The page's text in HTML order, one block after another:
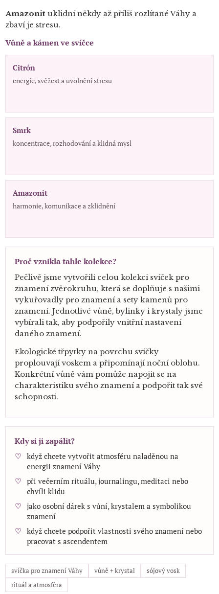
Amazonit uklidní někdy až příliš rozlítané Váhy a
zbaví je stresu.
Vůně a kámen ve svíčce
Citrón
energie, svěžest a uvolnění stresu
Smrk
koncentrace, rozhodování a klidná mysl
Amazonit
harmonie, komunikace a zklidnění
Proč vznikla tahle kolekce?
Pečlivě jsme vytvořili celou kolekci svíček pro
znamení zvěrokruhu, která se doplňuje s našimi
vykuřovadly pro znamení a sety kamenů pro
znamení. Jednotlivé vůně, bylinky i krystaly jsme
vybírali tak, aby podpořily vnitřní nastavení
daného znamení.
Ekologické třpytky na povrchu svíčky
proplouvají voskem a připomínají noční oblohu.
Konkrétní vůně vám pomůže napojit se na
charakteristiku svého znamení a podpořit tak své
schopnosti.
Kdy si ji zapálit?
když chcete vytvořit atmosféru naladěnou na
energii znamení Váhy
při večerním rituálu, journalingu, meditaci nebo
chvíli klidu
jako osobní dárek s vůní, krystalem a symbolikou
znamení
když chcete podpořit vlastnosti svého znamení nebo
pracovat s ascendentem
svíčka pro znamení Váhy vůně + krystal
sójový vosk
rituál a atmosféra